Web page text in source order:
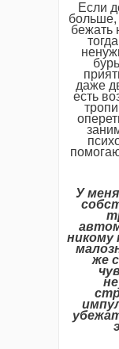
Если
больше,
бежать
даже
есть
Уменя
никому
же